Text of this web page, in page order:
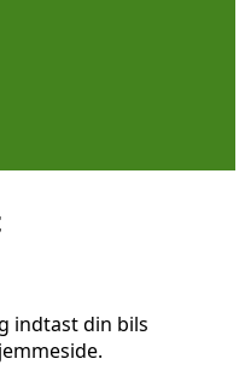
indtast din bils